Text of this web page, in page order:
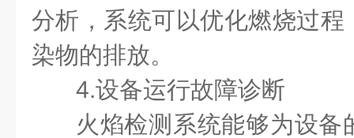
分析，系统可以优化燃烧过
染物的排放。
4.设备运行故障诊断
火焰检测系统能够为设备